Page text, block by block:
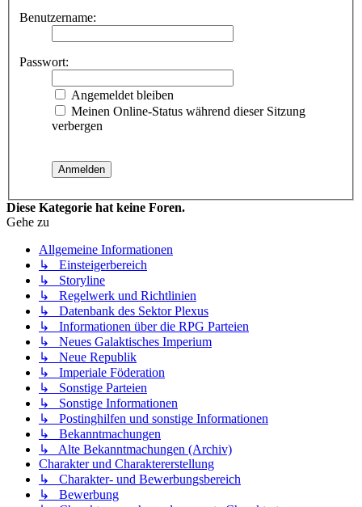
Benutzername:
Passwort:
Angemeldet bleiben
Meinen Online-Status während dieser Sitzung
verbergen
Diese Kategorie hat keine Foren.
Gehe zu
Allgemeine Informationen
↳ Einsteigerbereich
↳ Storyline
↳ Regelwerk und Richtlinien
↳ Datenbank des Sektor Plexus
↳ Informationen über die RPG Parteien
↳ Neues Galaktisches Imperium
↳ Neue Republik
↳ Imperiale Föderation
↳ Sonstige Parteien
↳ Sonstige Informationen
↳ Postinghilfen und sonstige Informationen
↳ Bekanntmachungen
↳ Alte Bekanntmachungen (Archiv)
Charakter und Charaktererstellung
↳ Charakter- und Bewerbungsbereich
↳ Bewerbung